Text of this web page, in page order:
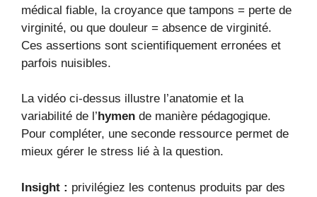
médical fiable, la croyance que tampons = perte de
virginité, ou que douleur = absence de virginité.
Ces assertions sont scientifiquement erronées et
parfois nuisibles.
La vidéo ci‑dessus illustre l’anatomie et la
variabilité de l’ hymen de manière pédagogique.
Pour compléter, une seconde ressource permet de
mieux gérer le stress lié à la question.
Insight : privilégiez les contenus produits par des